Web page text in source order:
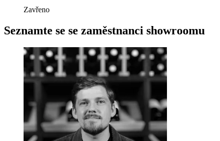
Zavřeno
Seznamte se se zaměstnanci showroomu